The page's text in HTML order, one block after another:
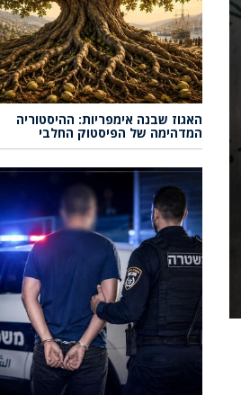
האגוז שבנה אימפריות: ההיסטוריה
המדהימה של הפיסטוק החלבי